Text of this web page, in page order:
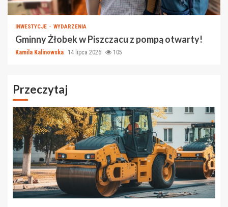
INWESTYCJE WYDARZENIA
Gminny Żłobek w Piszczacu z pompą otwarty!
Kamila Kalinowska 14 lipca 2026 105
Przeczytaj